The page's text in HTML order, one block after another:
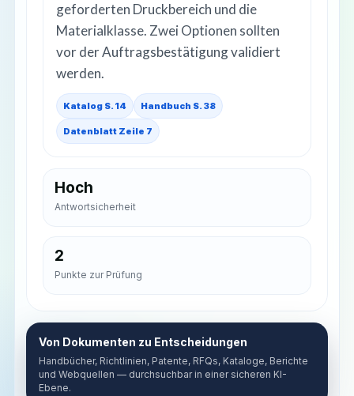
geforderten Druckbereich und die
Materialklasse. Zwei Optionen sollten
vor der Auftragsbestätigung validiert
werden.
Katalog S. 14 Handbuch S. 38
Datenblatt Zeile 7
Hoch
Antwortsicherheit
2
Punkte zur Prüfung
Von Dokumenten zu Entscheidungen
Handbücher, Richtlinien, Patente, RFQs, Kataloge, Berichte
und Webquellen — durchsuchbar in einer sicheren KI-
Ebene.